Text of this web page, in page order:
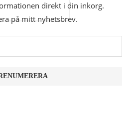
direkt i din inkorg.
på mitt nyhetsbrev.